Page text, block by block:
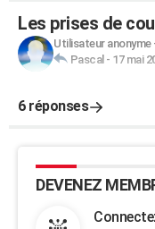
Les prises de
Utilisateur anonyme
Pascal - 17 mai
6 réponses
DEVENEZ